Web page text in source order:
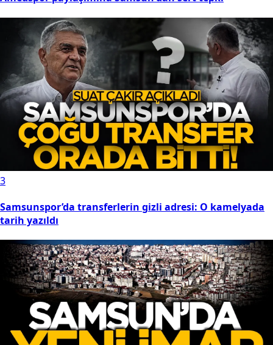
3
Samsunspor’da transferlerin gizli adresi: O kamelyada
tarih yazıldı